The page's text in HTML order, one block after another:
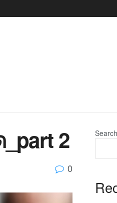
2
0
Search